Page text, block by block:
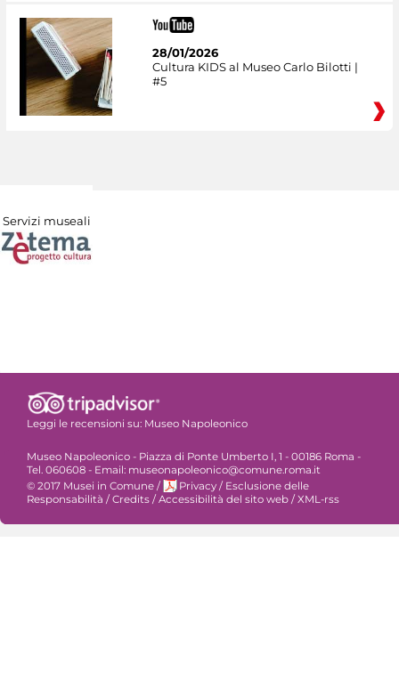
28/01/2026
Cultura KIDS al Museo Carlo Bilotti |
#5
Servizi museali
Leggi le recensioni su: Museo Napoleonico
Museo Napoleonico - Piazza di Ponte Umberto I, 1 - 00186 Roma -
Tel. 060608 - Email: museonapoleonico@comune.roma.it
© 2017 Musei in Comune / Privacy / Esclusione delle
Responsabilità /Credits /Accessibilità del sito web /XML-rss